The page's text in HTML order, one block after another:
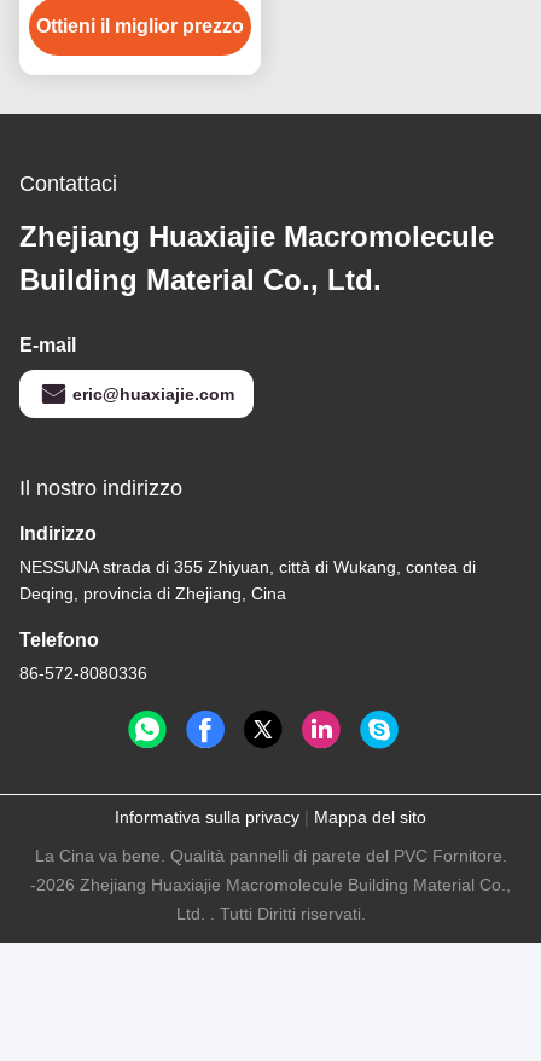
all'umidità della V-
scanalatura/celata
Ottieni il miglior prezzo
Contattaci
Zhejiang Huaxiajie Macromolecule
Building Material Co., Ltd.
E-mail
eric@huaxiajie.com
Il nostro indirizzo
Indirizzo
NESSUNA strada di 355 Zhiyuan, città di Wukang, contea di
Deqing, provincia di Zhejiang, Cina
Telefono
86-572-8080336
Informativa sulla privacy | Mappa del sito
La Cina va bene. Qualità pannelli di parete del PVC Fornitore.
-2026 Zhejiang Huaxiajie Macromolecule Building Material Co.,
Ltd. . Tutti Diritti riservati.